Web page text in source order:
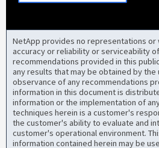
NetApp provides no representations or
accuracy or reliability or serviceability
recommendations provided in this
any results that may be obtained by
observance of any recommendations
information in this document is
information or the implementation of
techniques herein is a customer's
the customer's ability to evaluate and
customer's operational environment.
information contained herein may be